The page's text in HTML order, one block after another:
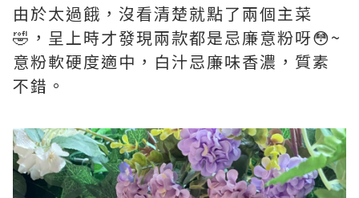
由於太過餓，沒看清楚就點了兩個主菜
🤣，呈上時才發現兩款都是忌廉意粉呀😳~
意粉軟硬度適中，白汁忌廉味香濃，質素
不錯。